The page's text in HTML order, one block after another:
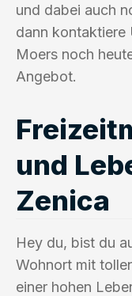
und dabei auch
dann kontaktiere
Moers noch
Angebot.
und
Zenica
Hey du, bist du
Wohnort mit
einer hohen